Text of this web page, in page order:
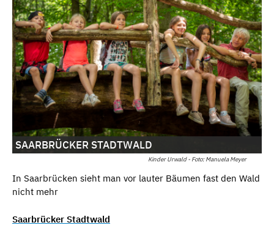
Kinder Urwald - Foto: Manuela Meyer
SAARBRÜCKER STADTWALD
In Saarbrücken sieht man vor lauter Bäumen fast den Wald
nicht mehr
Saarbrücker Stadtwald